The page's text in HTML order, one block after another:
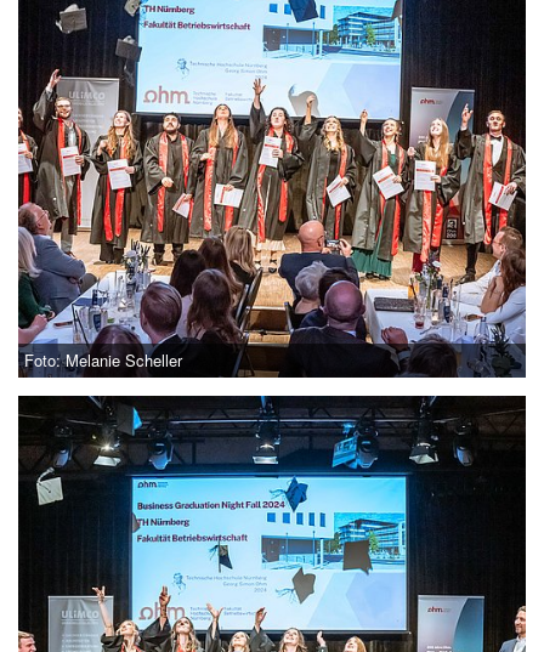
Foto: Melanie Scheller